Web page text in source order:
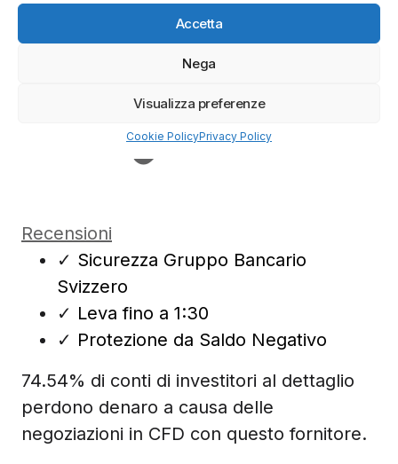
Accetta
Nega
Visualizza preferenze
Cookie PolicyPrivacy Policy
Recensioni
✓ Sicurezza Gruppo Bancario
Svizzero
✓ Leva fino a 1:30
✓ Protezione da Saldo Negativo
74.54% di conti di investitori al dettaglio
perdono denaro a causa delle
negoziazioni in CFD con questo fornitore.